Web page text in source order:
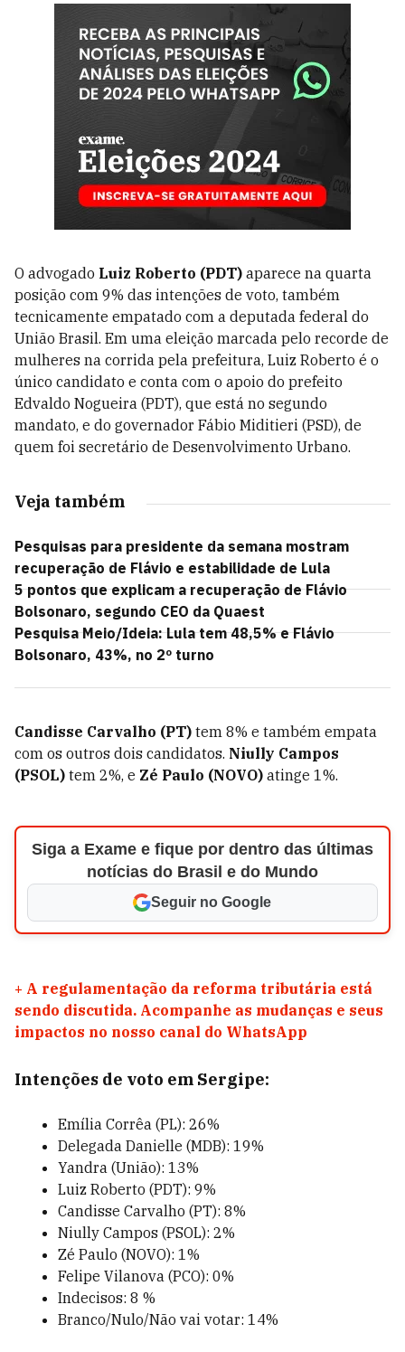
O advogado Luiz Roberto (PDT) aparece na quarta
posição com 9% das intenções de voto, também
tecnicamente empatado com a deputada federal do
União Brasil. Em uma eleição marcada pelo recorde de
mulheres na corrida pela prefeitura, Luiz Roberto é o
único candidato e conta com o apoio do prefeito
Edvaldo Nogueira (PDT), que está no segundo
mandato, e do governador Fábio Miditieri (PSD), de
quem foi secretário de Desenvolvimento Urbano.
Veja também
Pesquisas para presidente da semana mostram
recuperação de Flávio e estabilidade de Lula
5 pontos que explicam a recuperação de Flávio
Bolsonaro, segundo CEO da Quaest
Pesquisa Meio/Ideia: Lula tem 48,5% e Flávio
Bolsonaro, 43%, no 2º turno
Candisse Carvalho (PT) tem 8% e também empata
com os outros dois candidatos. Niully Campos
(PSOL) tem 2%, e Zé Paulo (NOVO) atinge 1%.
Siga a Exame e fique por dentro das últimas
notícias do Brasil e do Mundo
Seguir no Google
+ A regulamentação da reforma tributária está
sendo discutida. Acompanhe as mudanças e seus
impactos no nosso canal do WhatsApp
Intenções de voto em Sergipe:
Emília Corrêa (PL): 26%
Delegada Danielle (MDB): 19%
Yandra (União): 13%
Luiz Roberto (PDT): 9%
Candisse Carvalho (PT): 8%
Niully Campos (PSOL): 2%
Zé Paulo (NOVO): 1%
Felipe Vilanova (PCO): 0%
Indecisos: 8 %
Branco/Nulo/Não vai votar: 14%